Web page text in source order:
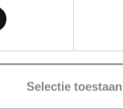
Selectie toestaan
en